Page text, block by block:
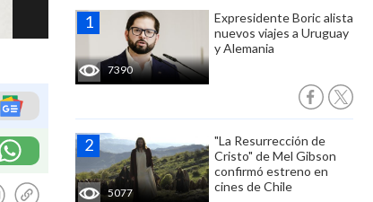
7390
Expresidente Boric alista
nuevos viajes a Uruguay
y Alemania
5077
"La Resurrección de
Cristo" de Mel Gibson
confirmó estreno en
cines de Chile